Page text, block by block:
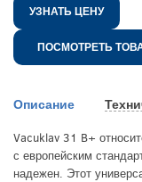
УЗНАТЬ ЦЕНУ
ПОСМОТРЕТЬ
Описание
Vacuklav 31 B+
с европейским
надежен. Этот